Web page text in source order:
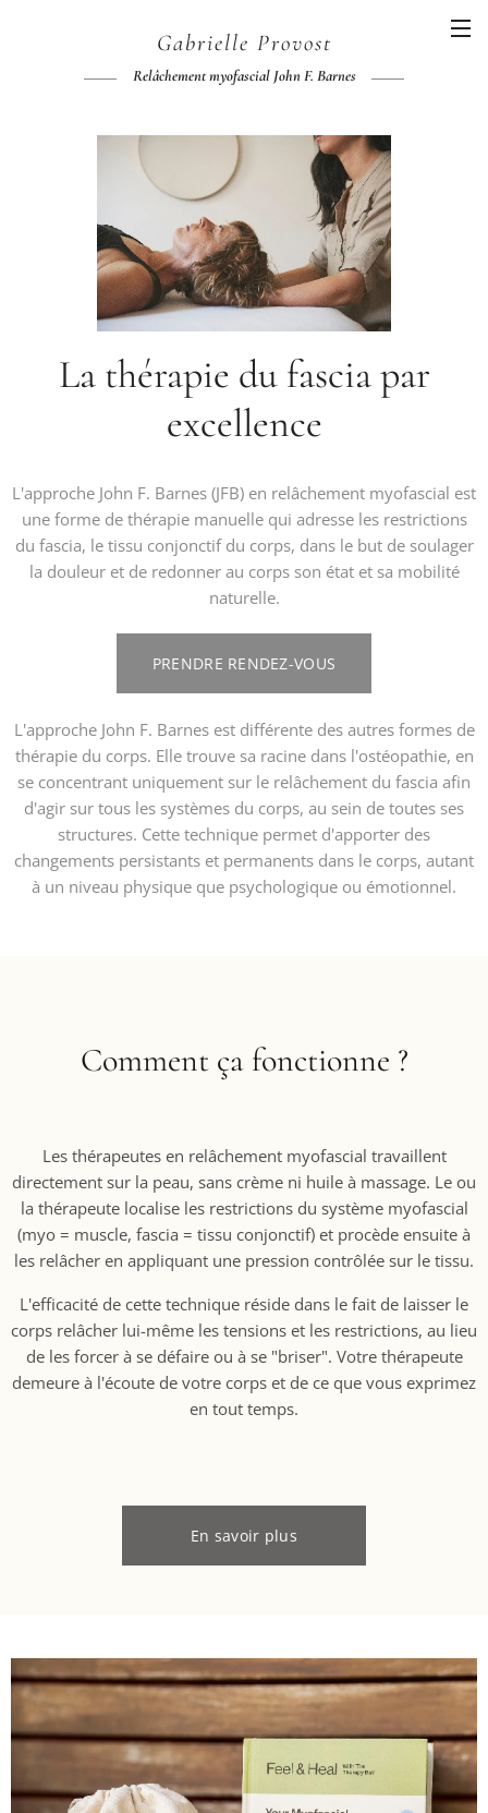
Gabrielle Provost
Relâchement myofascial John F. Barnes
La thérapie du fascia par
excellence
L'approche John F. Barnes (JFB) en relâchement myofascial est
une forme de thérapie manuelle qui adresse les restrictions
du fascia, le tissu conjonctif du corps, dans le but de soulager
la douleur et de redonner au corps son état et sa mobilité
naturelle.
PRENDRE RENDEZ-VOUS
L'approche John F. Barnes est différente des autres formes de
thérapie du corps. Elle trouve sa racine dans l'ostéopathie, en
se concentrant uniquement sur le relâchement du fascia afin
d'agir sur tous les systèmes du corps, au sein de toutes ses
structures. Cette technique permet d'apporter des
changements persistants et permanents dans le corps, autant
à un niveau physique que psychologique ou émotionnel.
Comment ça fonctionne ?
Les thérapeutes en relâchement myofascial travaillent
directement sur la peau, sans crème ni huile à massage. Le ou
la thérapeute localise les restrictions du système myofascial
(myo = muscle, fascia = tissu conjonctif) et procède ensuite à
les relâcher en appliquant une pression contrôlée sur le tissu.
L'efficacité de cette technique réside dans le fait de laisser le
corps relâcher lui-même les tensions et les restrictions, au lieu
de les forcer à se défaire ou à se "briser". Votre thérapeute
demeure à l'écoute de votre corps et de ce que vous exprimez
en tout temps.
En savoir plus